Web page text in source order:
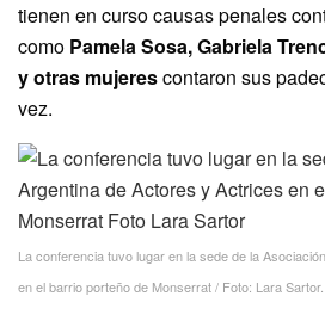
tienen en curso causas penales
como Pamela Sosa, Gabriela
y otras mujerescontaron sus
vez.
La conferencia tuvo lugar en la sede de la
en el barrio porteño de Monserrat / Foto: Lara Sartor.